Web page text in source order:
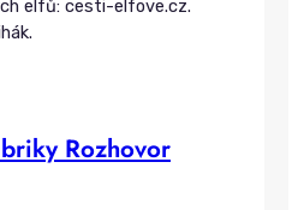
elfů: cesti-elfove.cz.
Rozhovor